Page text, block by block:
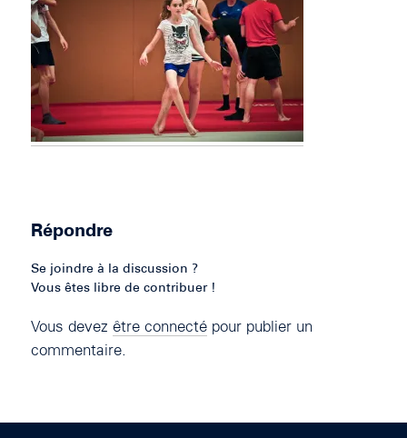
Répondre
Se joindre à la discussion ?
Vous êtes libre de contribuer !
Vous devez être connectépour publier un
commentaire.